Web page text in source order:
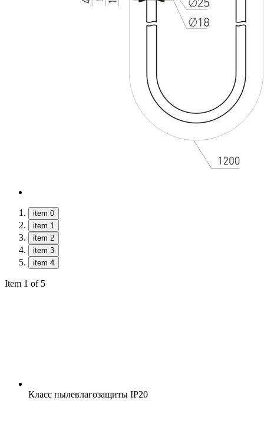
item 0
item 1
item 2
item 3
item 4
Item 1 of 5
Класс пылевлагозащиты IP20